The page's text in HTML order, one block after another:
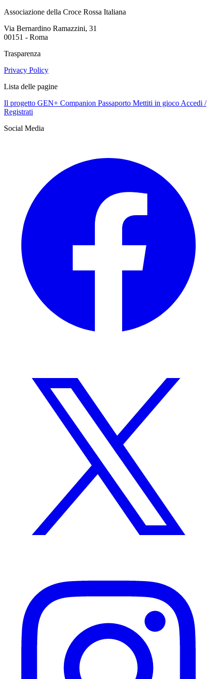
Associazione della Croce Rossa Italiana
Via Bernardino Ramazzini, 31
00151 - Roma
Trasparenza
Privacy Policy
Lista delle pagine
Il progetto GEN+ Companion Passaporto Mettiti in gioco Accedi /
Registrati
Social Media